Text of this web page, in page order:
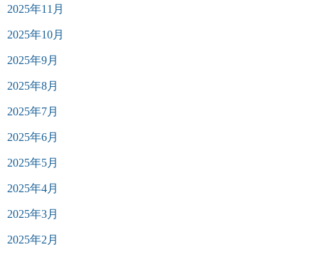
2025年11月
2025年10月
2025年9月
2025年8月
2025年7月
2025年6月
2025年5月
2025年4月
2025年3月
2025年2月